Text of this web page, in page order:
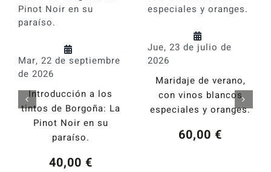
Mar, 22 de septiembre
de 2026
Introducción a los
tintos de Borgoña: La
Pinot Noir en su
paraíso.
40,00 €
Jue, 23 de julio de
2026
Maridaje de verano,
con vinos blancos
especiales y oranges.
60,00 €